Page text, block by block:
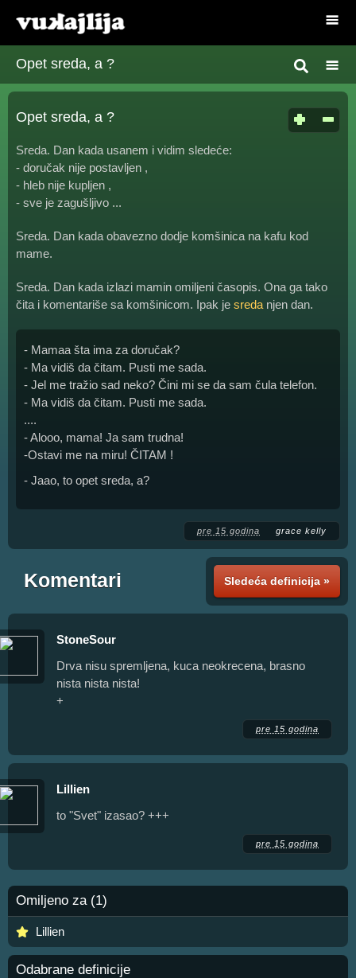
Opet sreda, a ?
Opet sreda, a ?
Sreda. Dan kada usanem i vidim sledeće:
- doručak nije postavljen ,
- hleb nije kupljen ,
- sve je zagušljivo ...
Sreda. Dan kada obavezno dodje komšinica na kafu kod
mame.
Sreda. Dan kada izlazi mamin omiljeni časopis. Ona ga tako
čita i komentariše sa komšinicom. Ipak je sreda njen dan.
- Mamaa šta ima za doručak?
- Ma vidiš da čitam. Pusti me sada.
- Jel me tražio sad neko? Čini mi se da sam čula telefon.
- Ma vidiš da čitam. Pusti me sada.
....
- Alooo, mama! Ja sam trudna!
-Ostavi me na miru! ČITAM !
- Jaao, to opet sreda, a?
pre 15 godina grace kelly
Sledeća definicija »
Komentari
StoneSour
Drva nisu spremljena, kuca neokrecena, brasno
nista nista nista!
+
pre 15 godina
Lillien
to "Svet" izasao? +++
pre 15 godina
Omiljeno za (1)
Lillien
Odabrane definicije